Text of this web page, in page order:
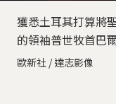
獲悉土耳其打算將
的領袖普世牧首巴
歐新社 / 達志影像